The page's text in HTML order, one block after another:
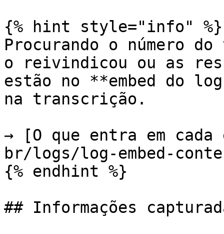
{% hint style="info" %}
Procurando o número
o reivindicou ou as
estão no **embed do
na transcrição.
→ [O que entra em
br/logs/log-embed-
{% endhint %}
## Informações